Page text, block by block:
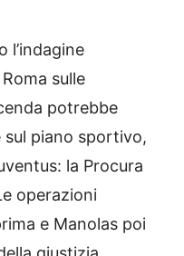
l’indagine
sulle
potrebbe
sul piano sportivo,
la Procura
operazioni
e Manolas poi